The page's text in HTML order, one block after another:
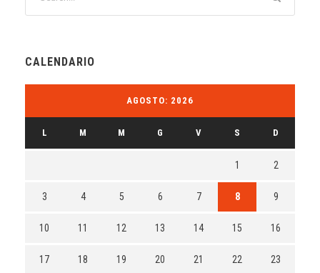
CALENDARIO
AGOSTO: 2026
L M M G V S D
1 2
3 4 5 6 7 8 9
10 11 12 13 14 15 16
17 18 19 20 21 22 23